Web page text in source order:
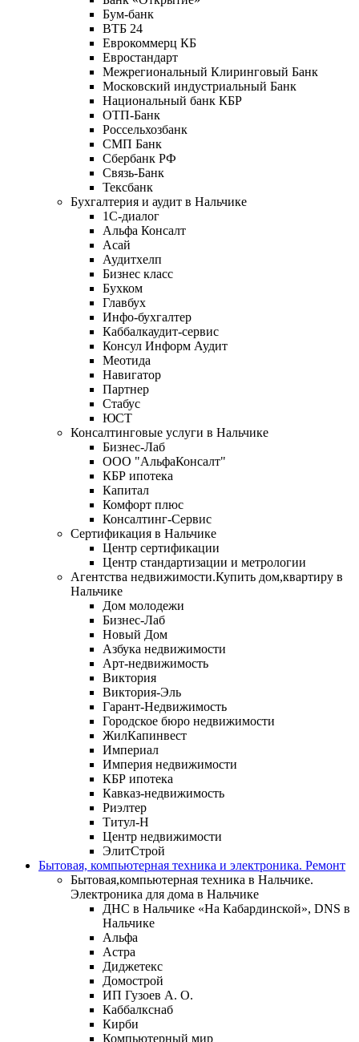
Бум-банк
ВТБ 24
Еврокоммерц КБ
Евростандарт
Межрегиональный Клиринговый Банк
Московский индустриальный Банк
Национальный банк КБР
ОТП-Банк
Россельхозбанк
СМП Банк
Сбербанк РФ
Связь-Банк
Тексбанк
Бухгалтерия и аудит в Нальчике
1С-диалог
Альфа Консалт
Асай
Аудитхелп
Бизнес класс
Бухком
Главбух
Инфо-бухгалтер
Каббалкаудит-сервис
Консул Информ Аудит
Меотида
Навигатор
Партнер
Стабус
ЮСТ
Консалтинговые услуги в Нальчике
Бизнес-Лаб
ООО "АльфаКонсалт"
КБР ипотека
Капитал
Комфорт плюс
Консалтинг-Сервис
Сертификация в Нальчике
Центр сертификации
Центр стандартизации и метрологии
Агентства недвижимости.Купить дом,квартиру в
Нальчике
Дом молодежи
Бизнес-Лаб
Новый Дом
Азбука недвижимости
Арт-недвижимость
Виктория
Виктория-Эль
Гарант-Недвижимость
Городское бюро недвижимости
ЖилКапинвест
Империал
Империя недвижимости
КБР ипотека
Кавказ-недвижимость
Риэлтер
Титул-Н
Центр недвижимости
ЭлитСтрой
Бытовая, компьютерная техника и электроника. Ремонт
Бытовая,компьютерная техника в Нальчике.
Электроника для дома в Нальчике
ДНС в Нальчике «На Кабардинской», DNS в
Нальчике
Альфа
Астра
Диджетекс
Домострой
ИП Гузоев А. О.
Каббалкснаб
Кирби
Компьютерный мир